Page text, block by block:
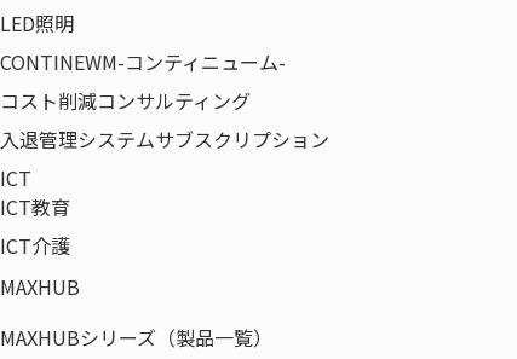
LED照明
CONTINEWM-コンティニューム-
コスト削減コンサルティング
入退管理システムサブスクリプション
ICT
ICT教育
ICT介護
MAXHUB
MAXHUBシリーズ（製品一覧）
〒135-0042
東京都江東区木場5-8-40
東京パークサイドビル12F